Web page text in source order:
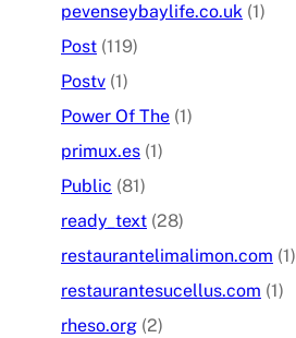
pevenseybaylife.co.uk (1)
Post (119)
Postv (1)
Power Of The (1)
primux.es (1)
Public (81)
ready_text (28)
restaurantelimalimon.com (1)
restaurantesucellus.com (1)
rheso.org (2)